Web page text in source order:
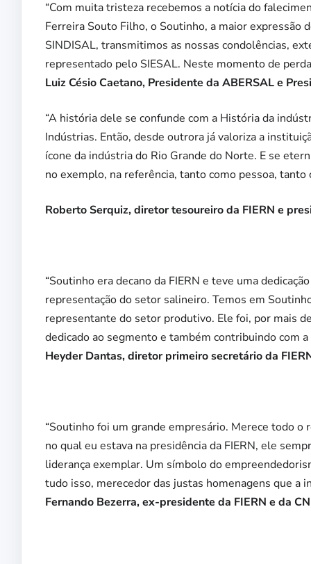
“Com muita tristeza recebemos a notícia do
Ferreira Souto Filho, o Soutinho, a maior expressão
SINDISAL, transmitimos as nossas condolências,
representado pelo SIESAL. Neste momento de
Luiz Césio Caetano, Presidente da ABERSAL e
“A história dele se confunde com a História da
Indústrias. Então, desde outrora já valoriza a
ícone da indústria do Rio Grande do Norte. E se
no exemplo, na referência, tanto como pessoa, tanto
Roberto Serquiz, diretor tesoureiro da FIERN e
“Soutinho era decano da FIERN e teve uma
representação do setor salineiro. Temos em
representante do setor produtivo. Ele foi, por mais
dedicado ao segmento e também contribuindo com a
Heyder Dantas, diretor primeiro secretário da
“Soutinho foi um grande empresário. Merece todo
no qual eu estava na presidência da FIERN, ele
liderança exemplar. Um símbolo do
tudo isso, merecedor das justas homenagens que a
Fernando Bezerra, ex-presidente da FIERN e da